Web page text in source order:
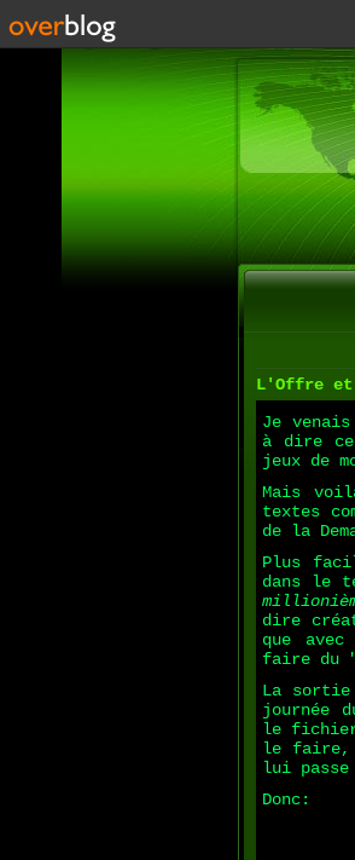
L'Offre et
Je
à dire
jeux de
Mais
textes
de la
Plus
dans le
dire
que
faire du
La
journée
le fichier
le faire,
lui
Donc: